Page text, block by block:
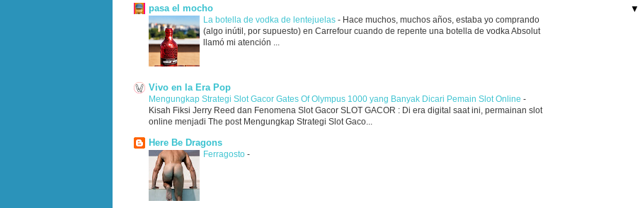
pasa el mocho
La botella de vodka de lentejuelas - Hace muchos, muchos años, estaba yo comprando
(algo inútil, por supuesto) en Carrefour cuando de repente una botella de vodka Absolut
llamó mi atención ...
Vivo en la Era Pop
Mengungkap Strategi Slot Gacor Gates Of Olympus 1000 yang Banyak Dicari Pemain Slot Online -
Kisah Fiksi Jerry Reed dan Fenomena Slot Gacor SLOT GACOR : Di era digital saat ini, permainan slot
online menjadi The post Mengungkap Strategi Slot Gaco...
Here Be Dragons
Ferragosto -
▼